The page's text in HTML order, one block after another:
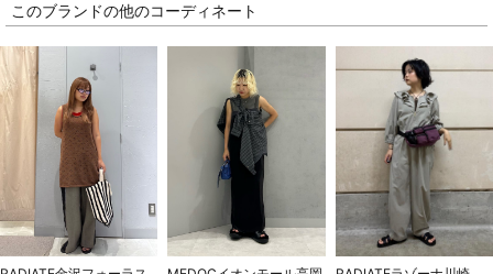
このブランドの他のコーディネート